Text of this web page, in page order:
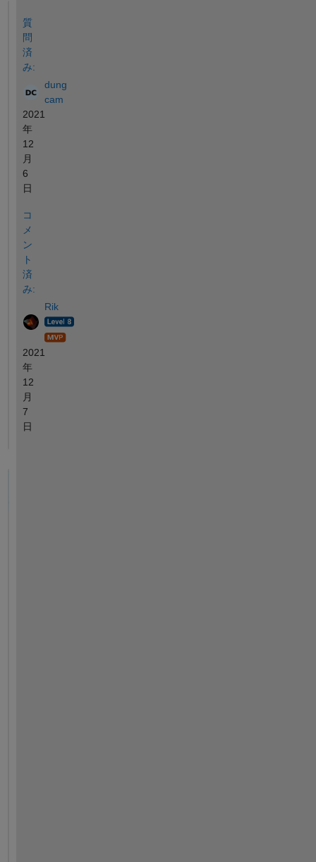
質
問
済
み:
dung
cam
2021
年
12
月
6
日
コ
メ
ン
ト
済
み:
Rik
2021
年
12
月
7
日